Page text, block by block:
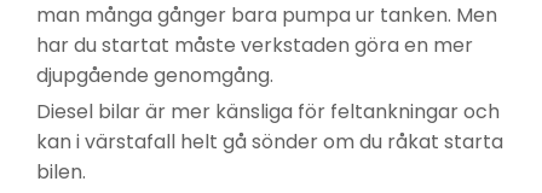
man många gånger bara pumpa ur tanken. Men
har du startat måste verkstaden göra en mer
djupgående genomgång.
Diesel bilar är mer känsliga för feltankningar och
kan i värstafall helt gå sönder om du råkat starta
bilen.